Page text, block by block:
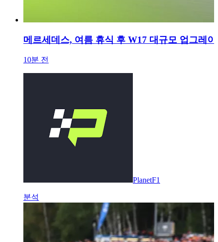
메르세데스, 여름 휴식 후 W17 대규모 업그레
10분 전
PlanetF1
분석